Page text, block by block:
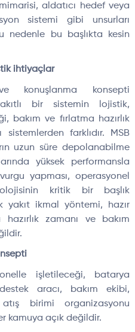
aldatıcı hedef veya
sistemi gibi unsurları
nedenle bu başlıkta kesin
ihtiyaçlar
konuşlanma konsepti
yakıtlı bir sistemin lojistik,
bakım ve fırlatma hazırlık
sistemlerden farklıdır. MSB
uzun süre depolanabilme
yüksek performansla
yapması, operasyonel
kritik bir başlık
yakıt ikmal yöntemi, hazır
zamanı ve bakım
işletileceği, batarya
aracı, bakım ekibi,
birimi organizasyonu
kamuya açık değildir.